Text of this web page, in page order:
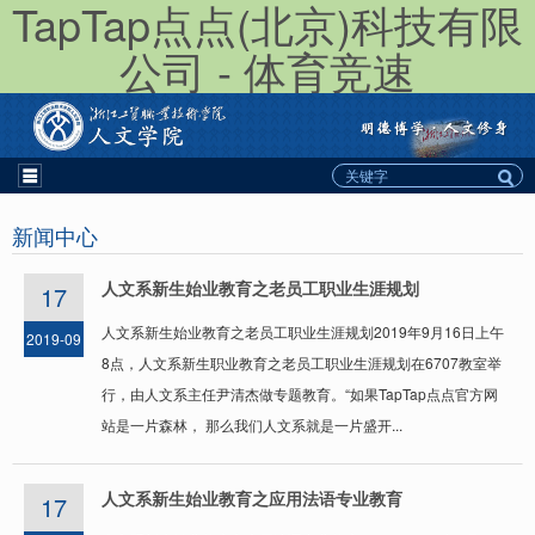
TapTap点点(北京)科技有限
公司 - 体育竞速
新闻中心
17
2019-09
人文系新生始业教育之老员工职业生涯规划
人文系新生始业教育之老员工职业生涯规划‍2019年9月16日上午
8点，人文系新生职业教育之老员工职业生涯规划在6707教室举
行，由人文系主任尹清杰做专题教育。‍‍‍“如果TapTap点点官方网
站是一片森林， 那么我们人文系就是一片盛开...
17 人文系新生始业教育之应用法语专业教育